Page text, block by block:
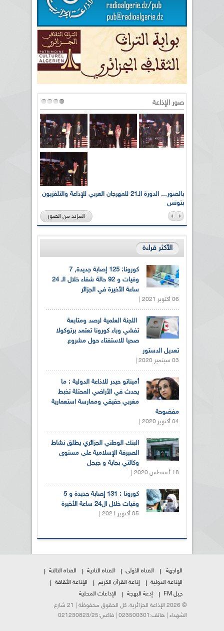
صور الإذاعة
بالصور... الدورة الـ21 للمهرجان العربي للإذاعة والتلفزيون
بتونس
المزيد من الصور
الأكثر قراءة
كورونا: 125 إصابة جديدة, 7
وفيات و 92 حالة شفاء خلال الـ 24
ساعة الأخيرة في الجزائر
06 أكتوبر 2021 |
اللجنة العلمية لرصد ومتابعة
تفشي وباء كورونا تعتمد برتوكولا
صحيا للاستفتاء حول مشروع
تعديل الدستور
03 سبتمبر 2020 |
أميناتو حيدر للاذاعة الدولية : ما
يحدث في الأراضي المحتلة تخبط
مغربي حقيقي وممارسة استعمارية
مفضوحة
04 أكتوبر 2020 |
البنك الوطني الجزائري يطلق نشاط
الصيرفة الإسلامية على مستوى
وكالتي بجاية و جيجل
18 أغسطس 2020 |
كورونا : 131 إصابة جديدة و 5
وفيات خلال ال24 ساعة الأخيرة
05 أكتوبر 2021 |
الواجهة القناة الأولى القناة الثانية
القناة الثالثة
الإذاعة الدولية
إذاعة القرآن الكريم
الإذاعة الثقافة
جيل FM
إذعة البهجة
الإذاعات المحلية
© 2026 الإذاعة الجزائرية. كل الحقوق محفوظة | 21 شارع
الشهداء | هاتف:023500301 | فاكس:021230823/25